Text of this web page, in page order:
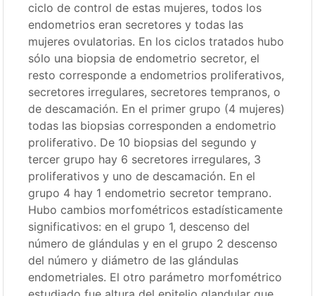
ciclo de control de estas mujeres, todos los
endometrios eran secretores y todas las
mujeres ovulatorias. En los ciclos tratados hubo
sólo una biopsia de endometrio secretor, el
resto corresponde a endometrios proliferativos,
secretores irregulares, secretores tempranos, o
de descamación. En el primer grupo (4 mujeres)
todas las biopsias corresponden a endometrio
proliferativo. De 10 biopsias del segundo y
tercer grupo hay 6 secretores irregulares, 3
proliferativos y uno de descamación. En el
grupo 4 hay 1 endometrio secretor temprano.
Hubo cambios morfométricos estadísticamente
significativos: en el grupo 1, descenso del
número de glándulas y en el grupo 2 descenso
del número y diámetro de las glándulas
endometriales. El otro parámetro morfométrico